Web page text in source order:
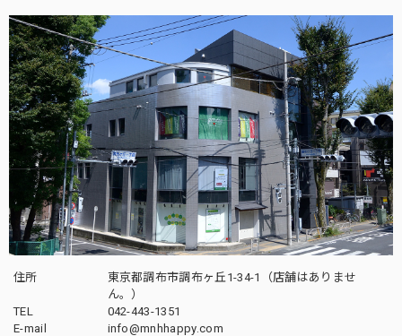
住所
東京都調布市調布ヶ丘1-34-1（店舗はありませ
ん。）
TEL
042-443-1351
E-mail
info@mnhhappy.com